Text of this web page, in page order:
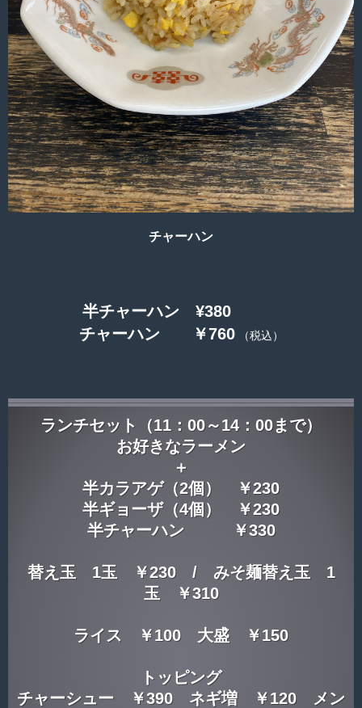
チャーハン
半チャーハン ¥380
チャーハン ￥760
（税込）
ランチセット（11：00～14：00まで）
お好きなラーメン
＋
半カラアゲ（2個） ￥230
半ギョーザ（4個） ￥230
半チャーハン ￥330
替え玉 1玉 ￥230 / みそ麺替え玉 1
玉 ￥310
ライス ￥100 大盛 ￥150
トッピング
チャーシュー ￥390 ネギ増 ￥120 メン